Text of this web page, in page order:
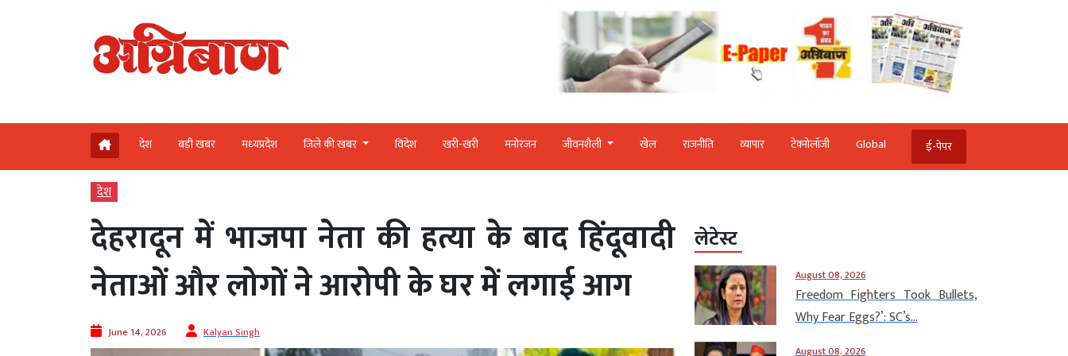
देश बड़ी खबर मध्‍यप्रदेश जिले की खबर विदेश खरी-खरी मनोरंजन जीवनशैली खेल राजनीति व्‍यापार टेक्‍नोलॉजी Global ई-पेपर
देश
देहरादून में भाजपा नेता की हत्या के बाद हिंदूवादी
नेताओं और लोगों ने आरोपी के घर में लगाई आग
June 14, 2026 Kalyan Singh
लेटेस्ट
August 08, 2026
Freedom Fighters Took Bullets,
Why Fear Eggs?’: SC’s...
August 08, 2026